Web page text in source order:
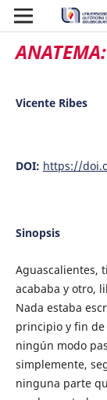
Vicente Ribes
DOI: https://
Sinopsis
Aguascalientes,
acababa y otro,
Nada estaba
principio y fin de
ningún modo
simplemente,
ninguna parte